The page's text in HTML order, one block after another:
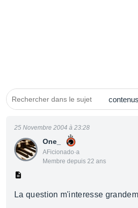
One_
AFicionado·a
Membre depuis 22 ans
25 Novembre 2004 à 23:28
La question m'interesse